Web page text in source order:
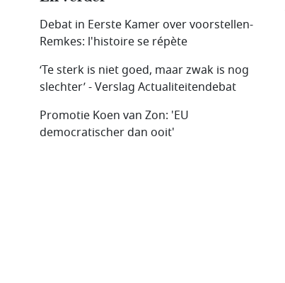
Debat in Eerste Kamer over voorstellen-
Remkes: l'histoire se répète
‘Te sterk is niet goed, maar zwak is nog
slechter’ - Verslag Actualiteitendebat
Promotie Koen van Zon: 'EU
democratischer dan ooit'